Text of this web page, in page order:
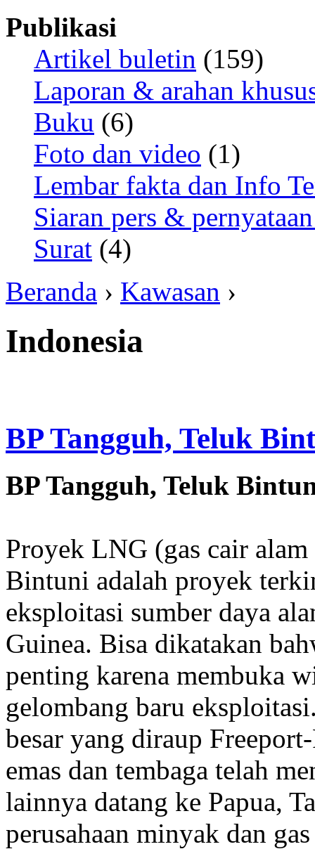
Publikasi
Artikel buletin (159)
Laporan & arahan
Buku (6)
Foto dan video (1)
Lembar fakta dan Info
Siaran pers &
Surat (4)
Beranda › Kawasan ›
Indonesia
BP Tangguh, Teluk
BP Tangguh, Teluk
Proyek LNG (gas cair
Bintuni adalah proyek
eksploitasi sumber daya
Guinea. Bisa dikatakan
penting karena membuka
gelombang baru
besar yang diraup
emas dan tembaga telah
lainnya datang ke Papua,
perusahaan minyak dan